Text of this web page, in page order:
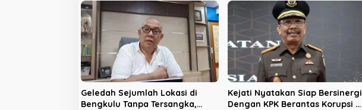
a
s
i
p
o
s
Geledah Sejumlah Lokasi di
Bengkulu Tanpa Tersangka,
Kejati Nyatakan Siap Bersinergi
Dengan KPK Berantas Korupsi di